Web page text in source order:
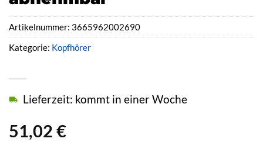
51,02 €
Lieferzeit: kommt in einer Woche
Artikelnummer: 3665962002690
Kategorie: Kopfhörer